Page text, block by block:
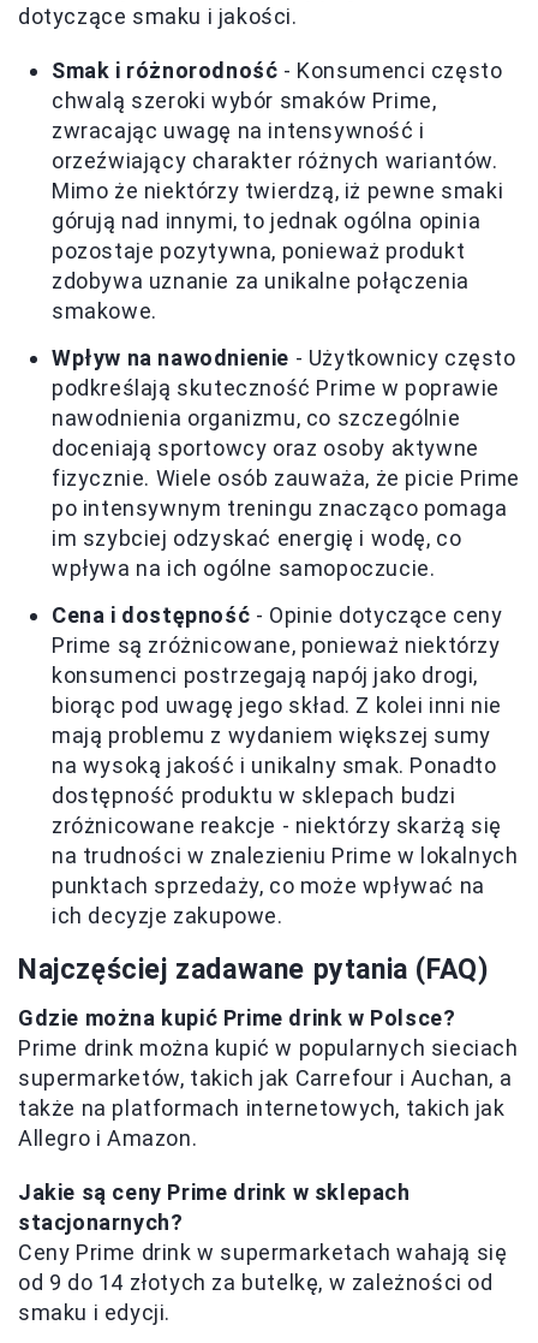
dotyczące smaku i jakości.
Smak i różnorodność - Konsumenci często
chwalą szeroki wybór smaków Prime,
zwracając uwagę na intensywność i
orzeźwiający charakter różnych wariantów.
Mimo że niektórzy twierdzą, iż pewne smaki
górują nad innymi, to jednak ogólna opinia
pozostaje pozytywna, ponieważ produkt
zdobywa uznanie za unikalne połączenia
smakowe.
Wpływ na nawodnienie - Użytkownicy często
podkreślają skuteczność Prime w poprawie
nawodnienia organizmu, co szczególnie
doceniają sportowcy oraz osoby aktywne
fizycznie. Wiele osób zauważa, że picie Prime
po intensywnym treningu znacząco pomaga
im szybciej odzyskać energię i wodę, co
wpływa na ich ogólne samopoczucie.
Cena i dostępność - Opinie dotyczące ceny
Prime są zróżnicowane, ponieważ niektórzy
konsumenci postrzegają napój jako drogi,
biorąc pod uwagę jego skład. Z kolei inni nie
mają problemu z wydaniem większej sumy
na wysoką jakość i unikalny smak. Ponadto
dostępność produktu w sklepach budzi
zróżnicowane reakcje - niektórzy skarżą się
na trudności w znalezieniu Prime w lokalnych
punktach sprzedaży, co może wpływać na
ich decyzje zakupowe.
Najczęściej zadawane pytania (FAQ)
Gdzie można kupić Prime drink w Polsce?
Prime drink można kupić w popularnych sieciach
supermarketów, takich jak Carrefour i Auchan, a
także na platformach internetowych, takich jak
Allegro i Amazon.
Jakie są ceny Prime drink w sklepach
stacjonarnych?
Ceny Prime drink w supermarketach wahają się
od 9 do 14 złotych za butelkę, w zależności od
smaku i edycji.